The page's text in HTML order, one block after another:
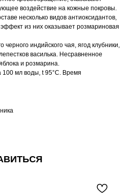
воздействие на кожные покровы.
несколько видов антиоксидантов,
из них оказывает розмариновая
черного индийского чая, ягод клубники,
василька. Несравненное
и розмарина.
100 мл воды, t 95°C. Время